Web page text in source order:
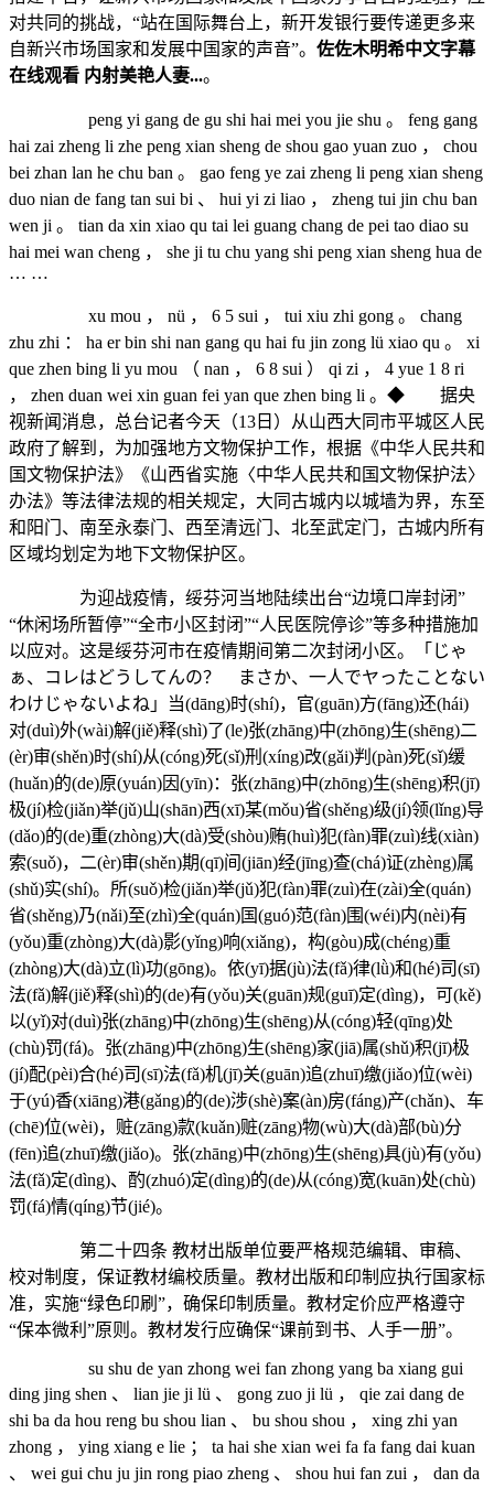
对共同的挑战，“站在国际舞台上，新开发银行要传递更多来
自新兴市场国家和发展中国家的声音”。 佐佐木明希中文字幕
在线观看 内射美艳人妻...。
peng yi gang de gu shi hai mei you jie shu 。 feng gang
hai zai zheng li zhe peng xian sheng de shou gao yuan zuo ， chou
bei zhan lan he chu ban 。 gao feng ye zai zheng li peng xian sheng
duo nian de fang tan sui bi 、 hui yi zi liao ， zheng tui jin chu ban
wen ji 。 tian da xin xiao qu tai lei guang chang de pei tao diao su
hai mei wan cheng ， she ji tu chu yang shi peng xian sheng hua de
… …
xu mou ， nü ， 6 5 sui ， tui xiu zhi gong 。 chang
zhu zhi ： ha er bin shi nan gang qu hai fu jin zong lü xiao qu 。 xi
que zhen bing li yu mou （ nan ， 6 8 sui ） qi zi ， 4 yue 1 8 ri
， zhen duan wei xin guan fei yan que zhen bing li 。◆ 据央
视新闻消息，总台记者今天（13日）从山西大同市平城区人民
政府了解到，为加强地方文物保护工作，根据《中华人民共和
国文物保护法》《山西省实施〈中华人民共和国文物保护法〉
办法》等法律法规的相关规定，大同古城内以城墙为界，东至
和阳门、南至永泰门、西至清远门、北至武定门，古城内所有
区域均划定为地下文物保护区。
为迎战疫情，绥芬河当地陆续出台“边境口岸封闭”
“休闲场所暂停”“全市小区封闭”“人民医院停诊”等多种措施加
以应对。这是绥芬河市在疫情期间第二次封闭小区。「じゃ
ぁ、コレはどうしてんの？ まさか、一人でヤったことない
わけじゃないよね」当(dāng)时(shí)，官(guān)方(fāng)还(hái)
对(duì)外(wài)解(jiě)释(shì)了(le)张(zhāng)中(zhōng)生(shēng)二
(èr)审(shěn)时(shí)从(cóng)死(sǐ)刑(xíng)改(gǎi)判(pàn)死(sǐ)缓
(huǎn)的(de)原(yuán)因(yīn)：张(zhāng)中(zhōng)生(shēng)积(jī)
极(jí)检(jiǎn)举(jǔ)山(shān)西(xī)某(mǒu)省(shěng)级(jí)领(lǐng)导
(dǎo)的(de)重(zhòng)大(dà)受(shòu)贿(huì)犯(fàn)罪(zuì)线(xiàn)
索(suǒ)，二(èr)审(shěn)期(qī)间(jiān)经(jīng)查(chá)证(zhèng)属
(shǔ)实(shí)。所(suǒ)检(jiǎn)举(jǔ)犯(fàn)罪(zuì)在(zài)全(quán)
省(shěng)乃(nǎi)至(zhì)全(quán)国(guó)范(fàn)围(wéi)内(nèi)有
(yǒu)重(zhòng)大(dà)影(yǐng)响(xiǎng)，构(gòu)成(chéng)重
(zhòng)大(dà)立(lì)功(gōng)。依(yī)据(jù)法(fǎ)律(lǜ)和(hé)司(sī)
法(fǎ)解(jiě)释(shì)的(de)有(yǒu)关(guān)规(guī)定(dìng)，可(kě)
以(yǐ)对(duì)张(zhāng)中(zhōng)生(shēng)从(cóng)轻(qīng)处
(chù)罚(fá)。张(zhāng)中(zhōng)生(shēng)家(jiā)属(shǔ)积(jī)极
(jí)配(pèi)合(hé)司(sī)法(fǎ)机(jī)关(guān)追(zhuī)缴(jiǎo)位(wèi)
于(yú)香(xiāng)港(gǎng)的(de)涉(shè)案(àn)房(fáng)产(chǎn)、车
(chē)位(wèi)，赃(zāng)款(kuǎn)赃(zāng)物(wù)大(dà)部(bù)分
(fēn)追(zhuī)缴(jiǎo)。张(zhāng)中(zhōng)生(shēng)具(jù)有(yǒu)
法(fǎ)定(dìng)、酌(zhuó)定(dìng)的(de)从(cóng)宽(kuān)处(chù)
罚(fá)情(qíng)节(jié)。
第二十四条 教材出版单位要严格规范编辑、审稿、
校对制度，保证教材编校质量。教材出版和印制应执行国家标
准，实施“绿色印刷”，确保印制质量。教材定价应严格遵守
“保本微利”原则。教材发行应确保“课前到书、人手一册”。
su shu de yan zhong wei fan zhong yang ba xiang gui
ding jing shen 、 lian jie ji lü 、 gong zuo ji lü ， qie zai dang de
shi ba da hou reng bu shou lian 、 bu shou shou ， xing zhi yan
zhong ， ying xiang e lie ； ta hai she xian wei fa fa fang dai kuan
、 wei gui chu ju jin rong piao zheng 、 shou hui fan zui ， dan da